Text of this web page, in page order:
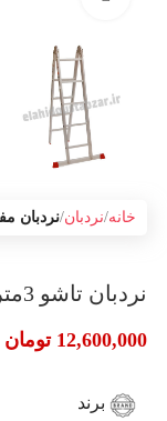
خانه نردبان نردبان
نردبان تاشو 3متری هارمونی (2تکه)
12,600,000 تومان
برند